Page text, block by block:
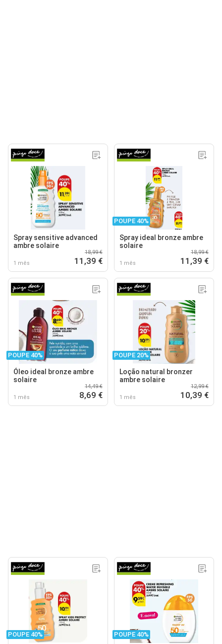
Spray sensitive advanced
ambre solaire
1 mês
18,99 €
11,39 €
POUPE 40%
Spray ideal bronze ambre
solaire
1 mês
18,99 €
11,39 €
POUPE 40%
Óleo ideal bronze ambre
solaire
1 mês
14,49 €
8,69 €
POUPE 20%
Loção natural bronzer
ambre solaire
1 mês
12,99 €
10,39 €
POUPE 40% POUPE 40%